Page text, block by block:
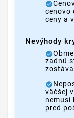
cenovo
ceny a
Nevýhody
zadnú
väčšej
nemusí
pred